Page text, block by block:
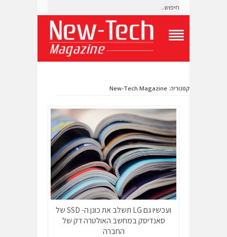
g
e
a
i
g
a
t
i
o
n
M
e
קטגוריה: New-Tech Magazine
ועכשיו גם LG תשלב את כונן ה- SSD של
סאנדיסק במחשב האולטרה דק של
החברה